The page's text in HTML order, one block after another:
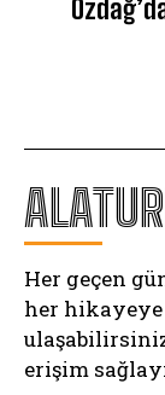
Her geçen
her hikayeye
erişim